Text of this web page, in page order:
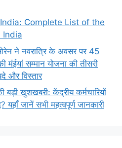
Complete List of the
India
ने नवरात्रि के अवसर पर 45
मंईयां सम्मान योजना की तीसरी
और विस्तार
खुशखबरी: केंद्रीय कर्मचारियों
यहाँ जानें सभी महत्वपूर्ण जानकारी